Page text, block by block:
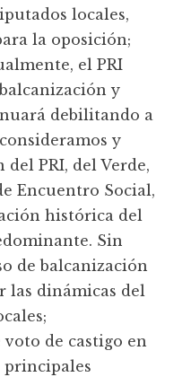
locales,
la oposición;
el PRI
y
debilitando a
y
PRI, del Verde,
Encuentro Social,
histórica del
Sin
de balcanización
las dinámicas del
de castigo en
principales